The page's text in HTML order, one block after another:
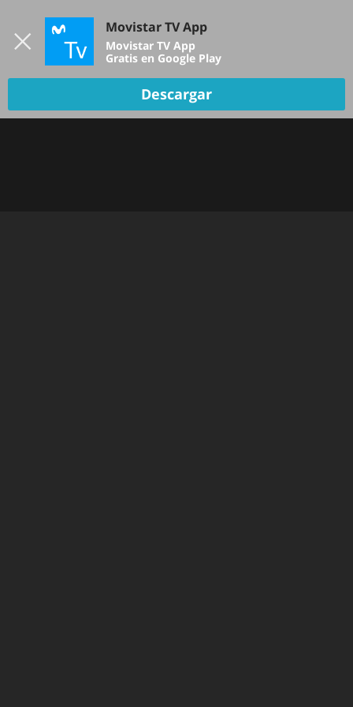
TV EN VIVO
Movistar TV App
Movistar TV App
Gratis en Google Play
Descargar